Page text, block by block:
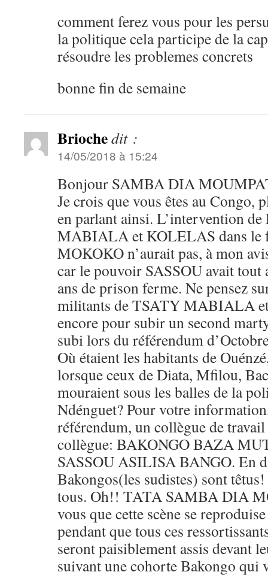
comment ferez vous pour les
la politique cela participe de la
résoudre les problemes concrets
bonne fin de semaine
Briochedit :
14/05/2018 à 15:24
Bonjour SAMBA DIA
Je crois que vous êtes au Congo,
en parlant ainsi. L’intervention
MABIALA et KOLELAS dans le
MOKOKO n’aurait pas, à mon
car le pouvoir SASSOU avait
ans de prison ferme. Ne pensez
militants de TSATY MABIALA
encore pour subir un second
subi lors du référendum
Où étaient les habitants de
lorsque ceux de Diata, Mfilou,
mouraient sous les balles de la
Ndénguet? Pour votre
référendum, un collègue de
collègue: BAKONGO BAZA
SASSOU ASILISA BANGO. En
Bakongos(les sudistes) sont
tous. Oh!! TATA SAMBA DIA
vous que cette scène se
pendant que tous ces
seront paisiblement assis devant
suivant une cohorte Bakongo qui